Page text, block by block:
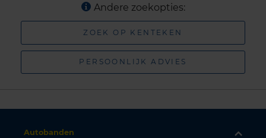
Andere zoekopties:
ZOEK OP KENTEKEN
PERSOONLIJK ADVIES
Autobanden